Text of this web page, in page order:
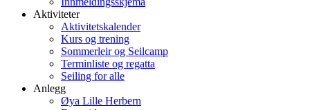
Aktiviteter
Aktivitetskalender
Kurs og trening
Sommerleir og Seilcamp
Terminliste og regatta
Seiling for alle
Anlegg
Øya Lille Herbern